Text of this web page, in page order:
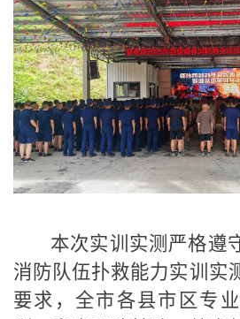
本次实训 实测 严格遵
消防队伍扑救能力实训实
要求，全市各县市区专